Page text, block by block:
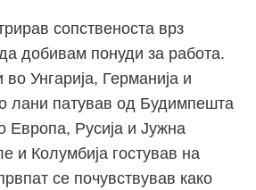
сопственоста врз
добивам понуди за работа.
Унгарија, Германија и
лани патував од Будимпешта
Европа, Русија и Јужна
и Колумбија гостував на
се почувствував како